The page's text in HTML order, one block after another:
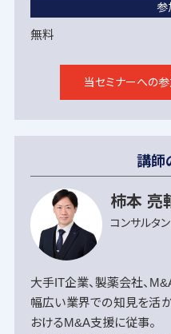
参
無料
当セミナーへの
講師
柿本 亮
コンサルタン
大手IT企業、製薬会社、
幅広い業界での知見を活
おけるM&A支援に従事。